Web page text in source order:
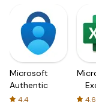
Microsoft
Authenticator
4.4 4.6